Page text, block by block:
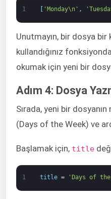
1 'Monday\n' ,
Unutmayın, bir dosya
kullandığınız
okumak için yeni bir
Adım 4: Dosya
Sırada, yeni bir
(Days of the Week) ve
Başlamak için, title
1 title = 'Days of the